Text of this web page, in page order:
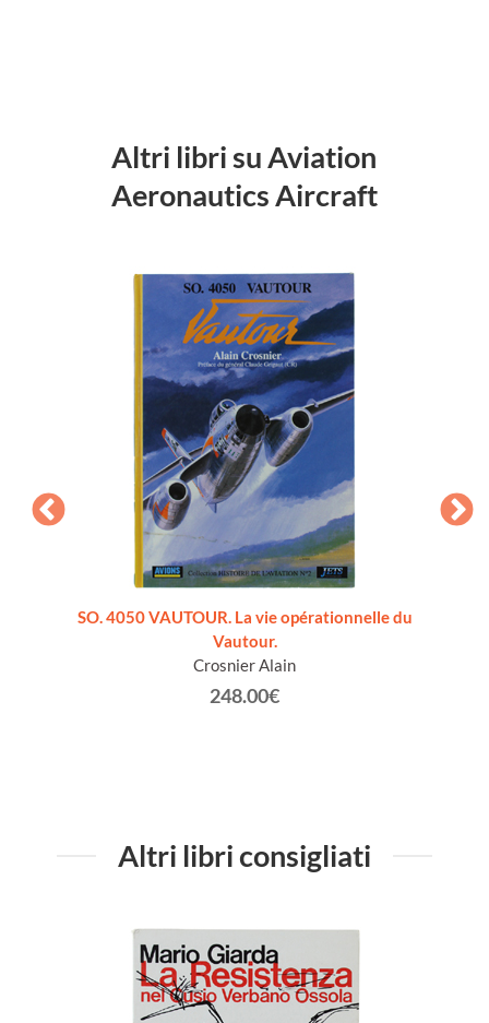
Altri libri su Aviation
Aeronautics Aircraft
SO. 4050 VAUTOUR. La vie opérationnelle du
Vautour.
Crosnier Alain
248.00€
Altri libri consigliati